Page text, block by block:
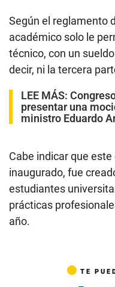
Según el reglamento
académico solo le
técnico, con un
decir, ni la tercera
LEE MÁS:
presentar una
ministro Eduardo
Cabe indicar que
inaugurado, fue
estudiantes
prácticas
año.
TE